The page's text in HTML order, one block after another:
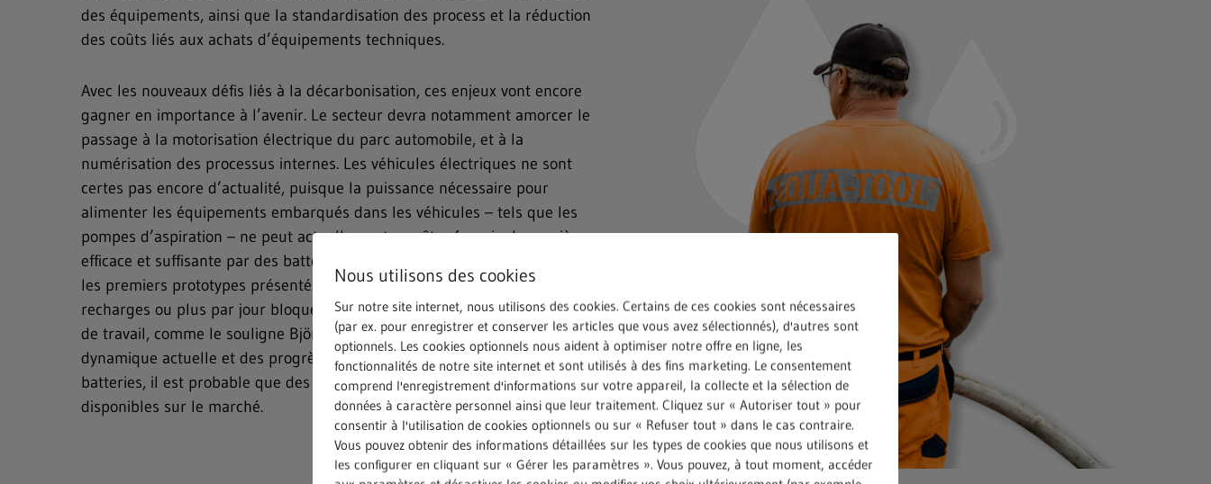
des équipements, ainsi que la standardisation des process et la réduction
des coûts liés aux achats d’équipements techniques.
Avec les nouveaux défis liés à la décarbonisation, ces enjeux vont encore
gagner en importance à l’avenir. Le secteur devra notamment amorcer le
passage à la motorisation électrique du parc automobile, et à la
numérisation des processus internes. Les véhicules électriques ne sont
certes pas encore d’actualité, puisque la puissance nécessaire pour
alimenter les équipements embarqués dans les véhicules – tels que les
pompes d’aspiration – ne peut actuellement pas être fournie de manière
efficace et suffisante par des batteries. C’est du moins ce que montrent
les premiers prototypes présentés par différents constructeurs. Trois
recharges ou plus par jour bloquent l’activité, perturbant les processus
de travail, comme le souligne Björn König. Cependant, au vu de la
dynamique actuelle et des progrès réalisés dans le développement des
batteries, il est probable que des solutions viables soient bientôt
disponibles sur le marché.
Nous utilisons des cookies
Sur notre site internet, nous utilisons des cookies. Certains de ces cookies sont nécessaires
(par ex. pour enregistrer et conserver les articles que vous avez sélectionnés), d'autres sont
optionnels. Les cookies optionnels nous aident à optimiser notre offre en ligne, les
fonctionnalités de notre site internet et sont utilisés à des fins marketing. Le consentement
comprend l'enregistrement d'informations sur votre appareil, la collecte et la sélection de
données à caractère personnel ainsi que leur traitement. Cliquez sur « Autoriser tout » pour
consentir à l'utilisation de cookies optionnels ou sur « Refuser tout » dans le cas contraire.
Vous pouvez obtenir des informations détaillées sur les types de cookies que nous utilisons et
les configurer en cliquant sur « Gérer les paramètres ». Vous pouvez, à tout moment, accéder